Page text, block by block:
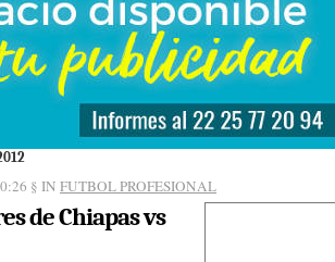
§ IN FUTBOL PROFESIONAL
de Chiapas vs